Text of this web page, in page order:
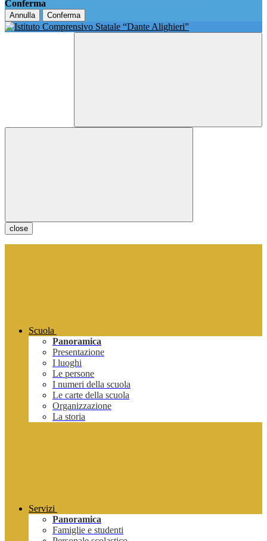
Conferma
Annulla Conferma
close
Scuola
Panoramica
Presentazione
I luoghi
Le persone
I numeri della scuola
Le carte della scuola
Organizzazione
La storia
Servizi
Panoramica
Famiglie e studenti